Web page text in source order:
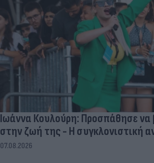
Ιωάννα Κουλούρη: Προσπάθησε να
στην ζωή της - Η συγκλονιστική